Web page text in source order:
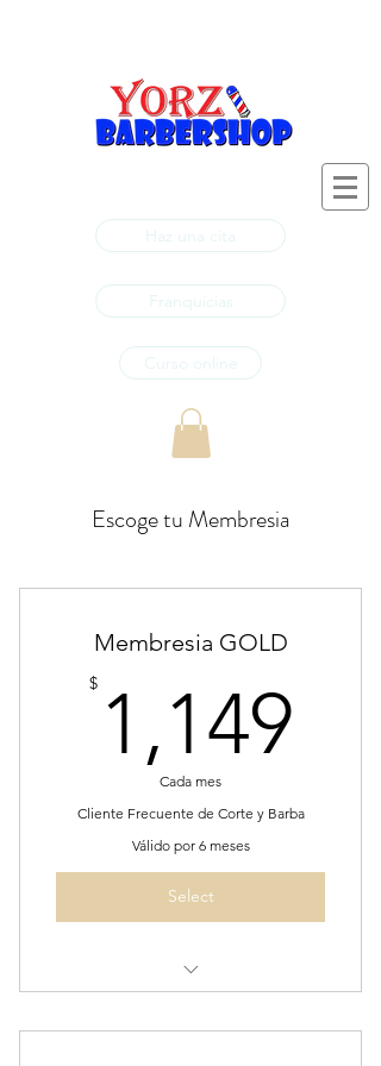
Haz una cita
Franquicias
Curso online
Escoge tu Membresia
Membresia GOLD
$ 1,149
Cada mes
Cliente Frecuente de Corte y Barba
Válido por 6 meses
Select